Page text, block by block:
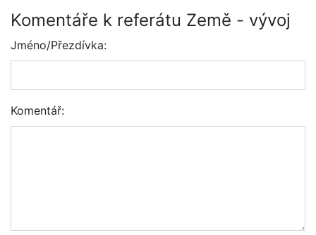
Komentáře k referátu Země - vývoj
Jméno/Přezdívka:
Komentář: